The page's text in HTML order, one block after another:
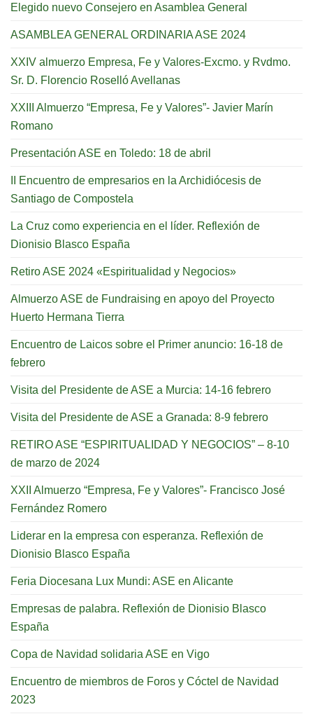
Elegido nuevo Consejero en Asamblea General
ASAMBLEA GENERAL ORDINARIA ASE 2024
XXIV almuerzo Empresa, Fe y Valores-Excmo. y Rvdmo.
Sr. D. Florencio Roselló Avellanas
XXIII Almuerzo “Empresa, Fe y Valores”- Javier Marín
Romano
Presentación ASE en Toledo: 18 de abril
II Encuentro de empresarios en la Archidiócesis de
Santiago de Compostela
La Cruz como experiencia en el líder. Reflexión de
Dionisio Blasco España
Retiro ASE 2024 «Espiritualidad y Negocios»
Almuerzo ASE de Fundraising en apoyo del Proyecto
Huerto Hermana Tierra
Encuentro de Laicos sobre el Primer anuncio: 16-18 de
febrero
Visita del Presidente de ASE a Murcia: 14-16 febrero
Visita del Presidente de ASE a Granada: 8-9 febrero
RETIRO ASE “ESPIRITUALIDAD Y NEGOCIOS” – 8-10
de marzo de 2024
XXII Almuerzo “Empresa, Fe y Valores”- Francisco José
Fernández Romero
Liderar en la empresa con esperanza. Reflexión de
Dionisio Blasco España
Feria Diocesana Lux Mundi: ASE en Alicante
Empresas de palabra. Reflexión de Dionisio Blasco
España
Copa de Navidad solidaria ASE en Vigo
Encuentro de miembros de Foros y Cóctel de Navidad
2023